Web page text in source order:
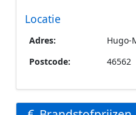
Locatie
Adres:
Hugo-
Postcode:
46562